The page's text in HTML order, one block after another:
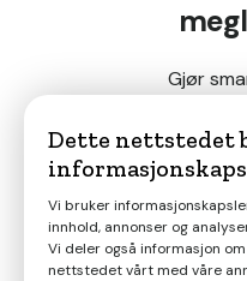
Gjør
Dette nettstedet
Vi bruker
innhold, annonser og
Vi deler også informasjon
nettstedet vårt med våre